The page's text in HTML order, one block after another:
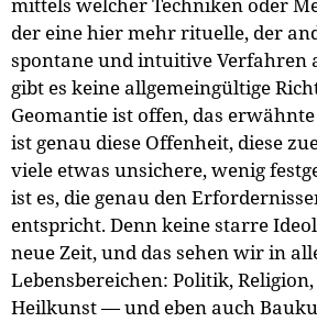
mittels welcher Techniken oder
der eine hier mehr rituelle, der
spontane und intuitive Verfahren
gibt es keine allgemeingültige
Geomantie ist offen, das
ist genau diese Offenheit, diese
viele etwas unsichere, wenig
ist es, die genau den
entspricht. Denn keine starre
neue Zeit, und das sehen wir in
Lebensbereichen: Politik,
Heilkunst — und eben auch